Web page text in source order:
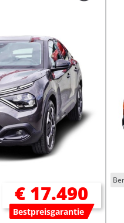
€ 17.490
Bestpreisgarantie